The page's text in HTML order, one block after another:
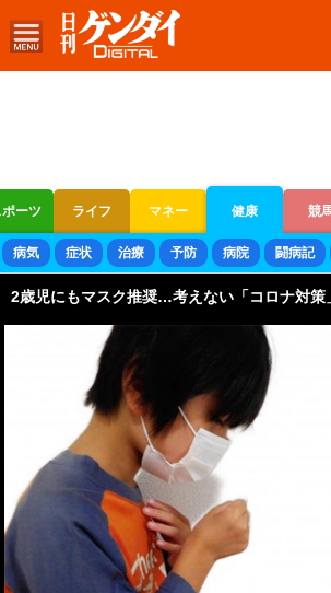
ーツ ライフ マネー 健康 競
ボートレース 競輪 オートレース
病気 症状 治療 予防 病院 闘病記
2歳児にもマスク推奨…考えない「コロナ対策